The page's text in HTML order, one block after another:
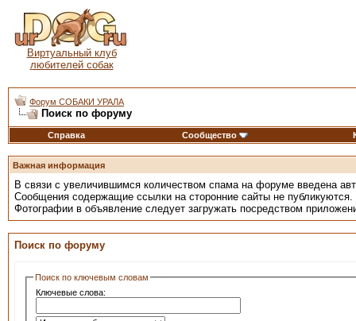
Виртуальный клуб
любителей собак
Форум СОБАКИ УРАЛА
Поиск по форуму
Справка Сообщество
Важная информация
В связи с увеличившимся количеством спама на форуме введена
Сообщения содержащие ссылки на сторонние сайты не публикуются.
Фотографии в объявление следует загружать посредством
Поиск по форуму
Поиск по ключевым словам
Ключевые слова: